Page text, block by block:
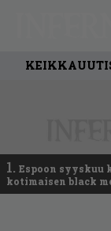
1. Espoon
kotimaisen black